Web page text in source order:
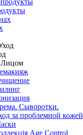
Лицом
Сыворотки.
за проблемной кожей
Age Control